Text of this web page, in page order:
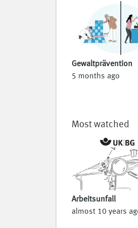
Gewaltprävention
5 months ago
Most watched
Arbeitsunfall
almost 10 years